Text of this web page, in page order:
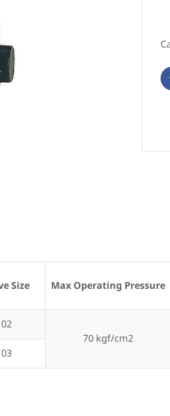
Size Max Operating Pressure
02
70 kgf/cm2
03